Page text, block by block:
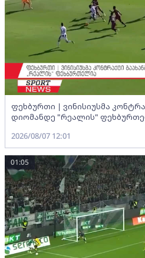
ფეხბურთი | ვინისიუსმა
დიომანდე "რეალის"
2026/08/07 12:01
01:05